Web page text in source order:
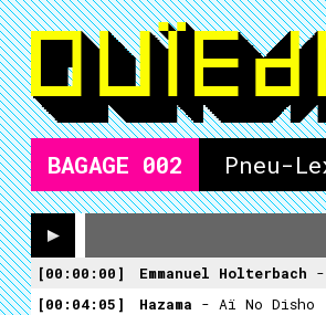
BAGAGE 002 Pneu-
00:00:00 Emmanuel Holterbach
00:04:05
Hazama - Aï No Disho